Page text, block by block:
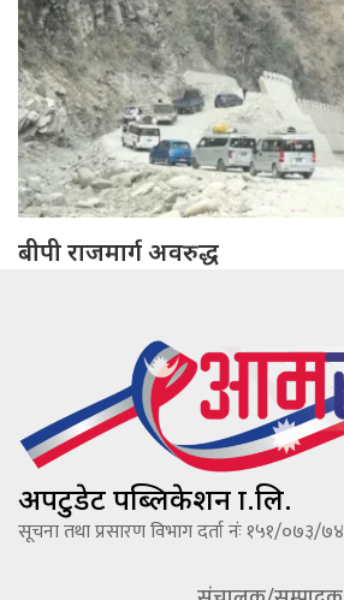
बीपी राजमार्ग अवरुद्ध
अपटुडेट पब्लिकेशन प्रा.लि.
सूचना तथा प्रसारण विभाग दर्ता नंः १५१/०७३/७४